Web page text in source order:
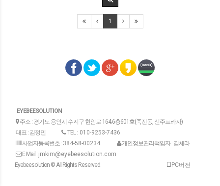
1
EYEBEESOLUTION
주소 : 경기도 용인시 수지구 현암로 164.6층601호(죽전동, 신주프라자)
대표 : 김정민
TEL : 010-9253-7436
사업자등록번호 : 384-58-00234
개인정보관리책임자 : 김체라
E Mail : jmkim@eyebeesolution.com
Eyebeesolution © All Rights Reserved.
PC버전